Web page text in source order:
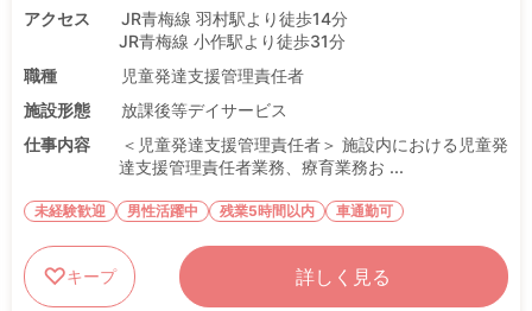
アクセス
JR青梅線 羽村駅より徒歩14分
JR青梅線 小作駅より徒歩31分
職種
児童発達支援管理責任者
施設形態
放課後等デイサービス
仕事内容
＜児童発達支援管理責任者＞ 施設内における児童発
達支援管理責任者業務、療育業務お ...
未経験歓迎 男性活躍中 残業5時間以内 車通勤可
キープ 詳しく見る